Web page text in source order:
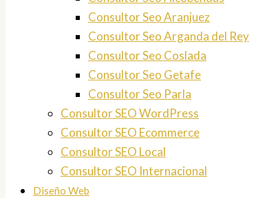
Consultor Seo Aranjuez
Consultor Seo Arganda del Rey
Consultor Seo Coslada
Consultor Seo Getafe
Consultor Seo Parla
Consultor SEO WordPress
Consultor SEO Ecommerce
Consultor SEO Local
Consultor SEO Internacional
Diseño Web